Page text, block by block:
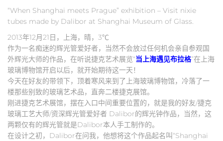
“When Shanghai meets Prague” exhibition – Visit nixie
tubes made by Dalibor at Shanghai Museum of Glass.
2013年12月21日，上海，晴，3℃
作为一名痴迷的辉光管爱好者，当然不会放过任何机会亲自参观国
外辉光大师的作品，在听说捷克艺术展览“当上海遇见布拉格”在上海
玻璃博物馆开启以后，就开始期待这一天！
今天在好友的带领下，顶着寒风来到了上海玻璃博物馆，冷落了一
楼那些别致的玻璃艺术品，直奔二楼捷克展馆。
刚进捷克艺术展馆，摆在入口中间重要位置的，就是我的好友/捷克
玻璃工艺大师/资深辉光管爱好者 Dalibor的辉光钟作品，当然，这
两颗仅有的辉光管就是Dalibor本人手工制作的。
在设计之初，Dalibor在问我，他想将这个作品起名叫“Shanghai